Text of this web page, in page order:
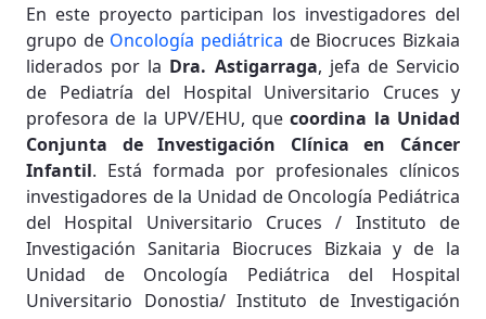
En este proyecto participan los investigadores del
grupo de Oncología pediátrica de Biocruces Bizkaia
liderados por la Dra. Astigarraga, jefa de Servicio
de Pediatría del Hospital Universitario Cruces y
profesora de la UPV/EHU, quecoordina la Unidad
Conjunta de Investigación Clínica en Cáncer
Infantil. Está formada por profesionales clínicos
investigadores de la Unidad de Oncología Pediátrica
del Hospital Universitario Cruces / Instituto de
Investigación Sanitaria Biocruces Bizkaia y de la
Unidad de Oncología Pediátrica del Hospital
Universitario Donostia/ Instituto de Investigación